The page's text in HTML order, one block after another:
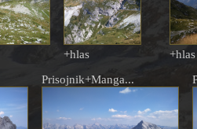
+hlas
+hlas
Prisojnik+Manga...